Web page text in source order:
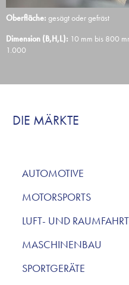
Oberfläche: gesägt oder gefräst
Dimension (B,H,L): 10 mm bis 800
1.000
DIE MÄRKTE
AUTOMOTIVE
MOTORSPORTS
LUFT- UND RAUMFAHRT
MASCHINENBAU
SPORTGERÄTE